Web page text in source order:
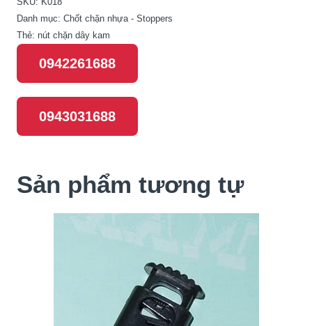
Danh mục: Chốt chặn nhựa - Stoppers
Thẻ: nút chặn dây kam
0942261688
0943031688
Sản phẩm tương tự